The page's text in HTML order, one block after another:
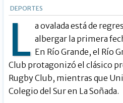
DEPORTES
L a ovalada está de
albergar la primera
En Río Grande, el Río
Club protagonizó el clásico
Rugby Club, mientras que
Colegio del Sur en La Soñada.